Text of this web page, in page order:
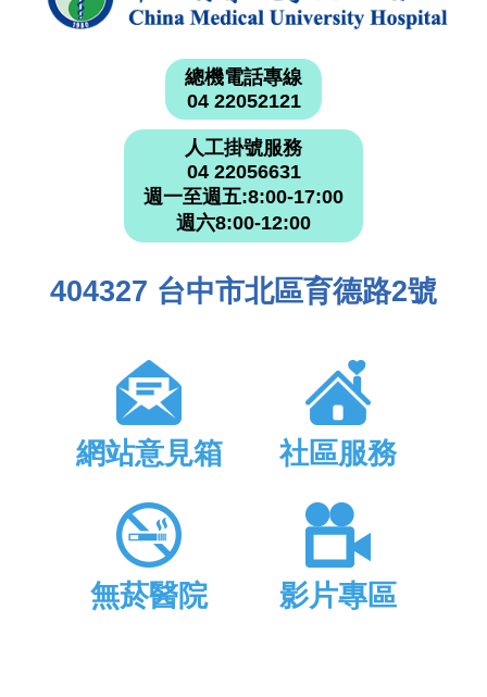
總機電話專線
04 22052121
人工掛號服務
04 22056631
週一至週五:8:00-17:00
週六8:00-12:00
404327 台中市北區育德路2號
網站意見箱 社區服務
無菸醫院 影片專區